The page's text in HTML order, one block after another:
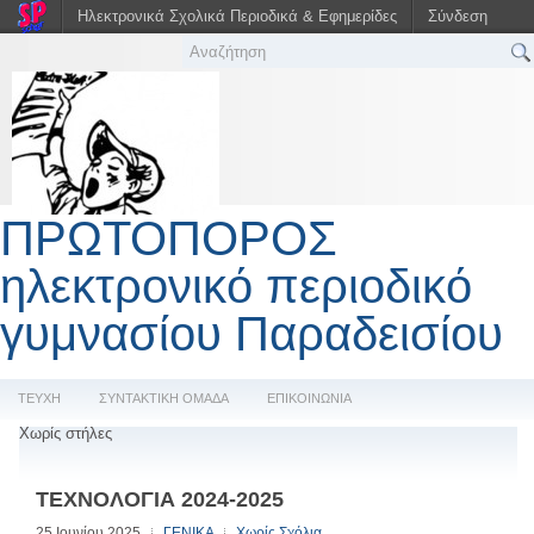
ΠΡΩΤΟΠΟΡΟΣ
ηλεκτρονικό περιοδικό
γυμνασίου Παραδεισίου
ΤΕΥΧΗ ΣΥΝΤΑΚΤΙΚΗ ΟΜΑΔΑ ΕΠΙΚΟΙΝΩΝΙΑ
Χωρίς στήλες
ΤΕΧΝΟΛΟΓΙΑ 2024-2025
Ηλεκτρονικά Σχολικά Περιοδικά & Εφημερίδες Σύνδεση